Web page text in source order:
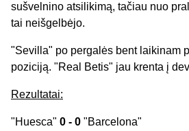
sušvelnino atsilikimą, tačiau nuo
tai neišgelbėjo.
"Sevilla" po pergalės bent laikinam
poziciją. "Real Betis" jau krenta į
Rezultatai:
"Huesca" 0 - 0 "Barcelona"